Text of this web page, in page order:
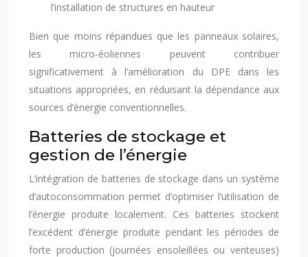
l’installation de structures en hauteur
Bien que moins répandues que les panneaux solaires,
les micro-éoliennes peuvent contribuer
significativement à l’amélioration du DPE dans les
situations appropriées, en réduisant la dépendance aux
sources d’énergie conventionnelles.
Batteries de stockage et
gestion de l’énergie
L’intégration de batteries de stockage dans un système
d’autoconsommation permet d’optimiser l’utilisation de
l’énergie produite localement. Ces batteries stockent
l’excédent d’énergie produite pendant les périodes de
forte production (journées ensoleillées ou venteuses)